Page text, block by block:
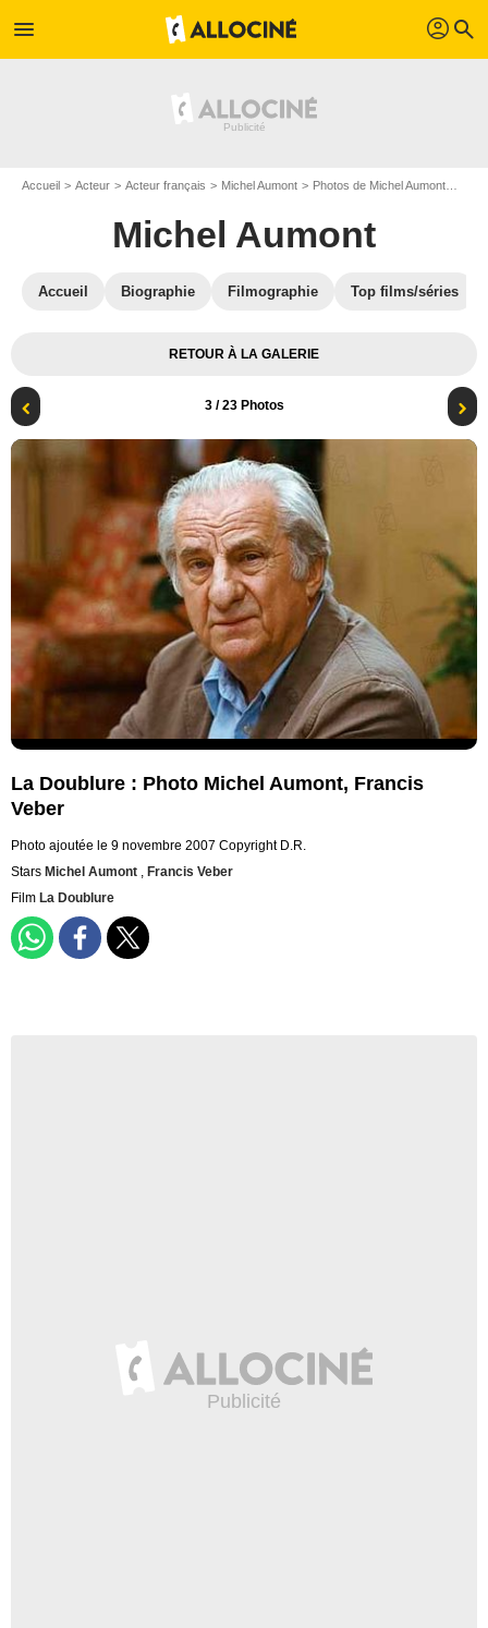
menu profil search
Accueil Acteur Acteur français Michel Aumont Photos de Michel Aumont
Michel Aumont
Accueil Biographie Filmographie Top films/séries
RETOUR À LA GALERIE
3/ 23 Photos
La Doublure : Photo Michel Aumont, Francis
Veber
Photo ajoutée le 9 novembre 2007 Copyright D.R.
Stars Michel Aumont , Francis Veber
Film La Doublure